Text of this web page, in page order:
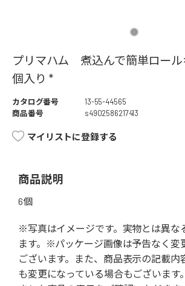
プリマハム 煮込んで簡単ロー
個入り *
カタログ番号
13-55-44565
商品番号
s4902586217413
マイリストに登録する
商品説明
6個
※写真はイメージです。実物とは異な
ます。※パッケージ画像は予告なく変
ございます。また、商品表示の記載内
も変更になっている場合もございます